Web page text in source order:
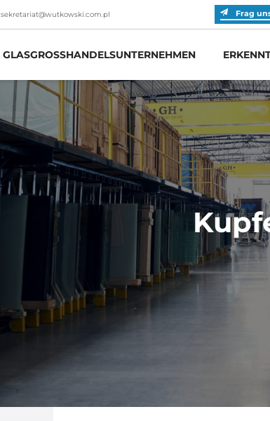
sekretariat@wutkowski.com.pl Frag
GLASGROSSHANDELSUNTERNEHMEN